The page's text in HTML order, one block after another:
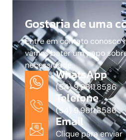
Gostaria de uma
Entre em contato conosco
vamos bater um papo
necessidade.
WhatsApp
(54) 9.9611.8586
Telefone
(54) 9.9611.8586
Email
Clique para enviar